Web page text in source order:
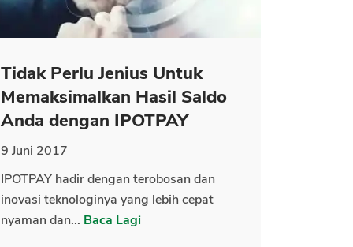
Tidak Perlu Jenius Untuk
Memaksimalkan Hasil Saldo
Anda dengan IPOTPAY
9 Juni 2017
IPOTPAY hadir dengan terobosan dan
inovasi teknologinya yang lebih cepat
nyaman dan... Baca Lagi